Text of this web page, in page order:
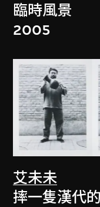
臨時風景
2005
艾未未
摔一隻漢代